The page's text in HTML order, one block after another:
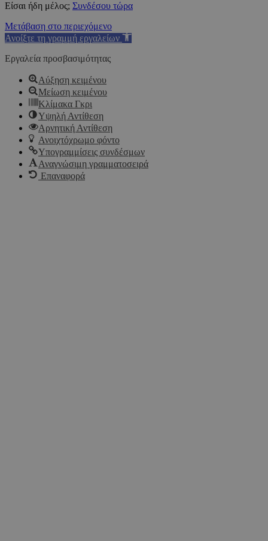
Είσαι ήδη μέλος; Συνδέσου τώρα
Μετάβαση στο περιεχόμενο
Ανοίξτε τη γραμμή εργαλείων
Εργαλεία προσβασιμότητας
Αύξηση κειμένου
Μείωση κειμένου
Κλίμακα Γκρι
Υψηλή Αντίθεση
Αρνητική Αντίθεση
Ανοιχτόχρωμο φόντο
Υπογραμμίσεις συνδέσμων
Αναγνώσιμη γραμματοσειρά
Επαναφορά